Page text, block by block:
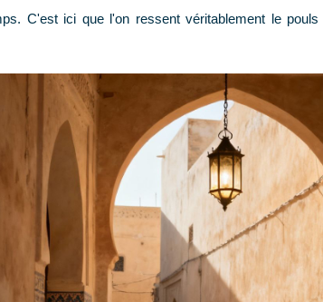
C'est ici que l'on ressent véritablement le